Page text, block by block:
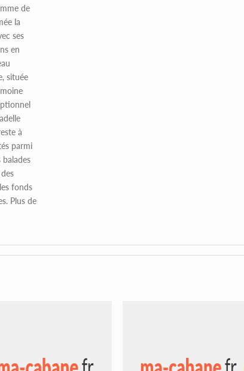
de
la
ses
en
située
à
parmi
balades
fonds
Plus de